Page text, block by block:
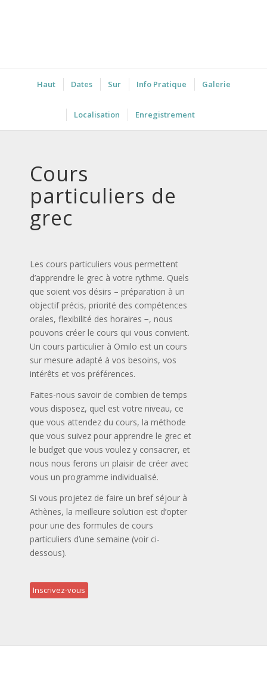
Haut Dates Sur Info Pratique Galerie
Localisation Enregistrement
Cours
particuliers de
grec
Les cours particuliers vous permettent
d’apprendre le grec à votre rythme. Quels
que soient vos désirs – préparation à un
objectif précis, priorité des compétences
orales, flexibilité des horaires −, nous
pouvons créer le cours qui vous convient.
Un cours particulier à Omilo est un cours
sur mesure adapté à vos besoins, vos
intérêts et vos préférences.
Faites-nous savoir de combien de temps
vous disposez, quel est votre niveau, ce
que vous attendez du cours, la méthode
que vous suivez pour apprendre le grec et
le budget que vous voulez y consacrer, et
nous nous ferons un plaisir de créer avec
vous un programme individualisé.
Si vous projetez de faire un bref séjour à
Athènes, la meilleure solution est d’opter
pour une des formules de cours
particuliers d’une semaine (voir ci-
dessous).
Inscrivez-vous